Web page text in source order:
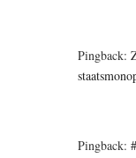
Pingback:
Pingback: